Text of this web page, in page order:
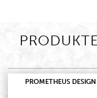
PROMETHEUS